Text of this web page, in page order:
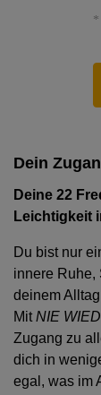
*
Dein
Deine 22
Leichtigkeit
Du bist nur
innere Ruhe,
deinem
MitNIE
Zugang zu
dich in
egal, was im